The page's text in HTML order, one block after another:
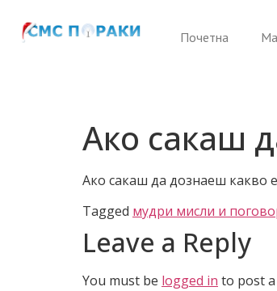
Почетна
Ако сакаш
Ако сакаш да дознаеш какво
Tagged мудри мисли и
Leave a Reply
You must be logged in to post